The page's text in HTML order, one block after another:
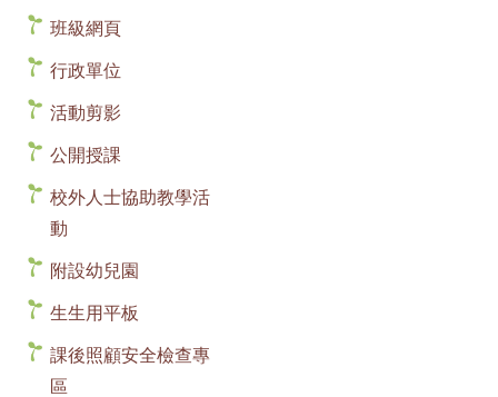
班級網頁
行政單位
活動剪影
公開授課
校外人士協助教學活
動
附設幼兒園
生生用平板
課後照顧安全檢查專
區